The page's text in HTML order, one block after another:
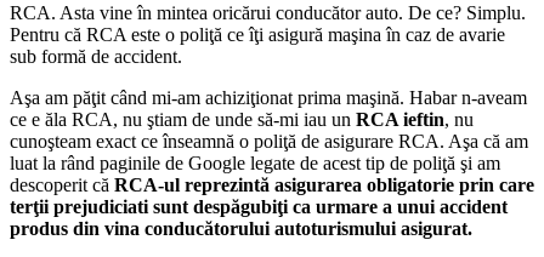
RCA. Asta vine în mintea oricărui conducător auto. De ce? Simplu.
Pentru că RCA este o poliţă ce îţi asigură maşina în caz de avarie
sub formă de accident.
Aşa am păţit când mi-am achiziţionat prima maşină. Habar n-aveam
ce e ăla RCA, nu ştiam de unde să-mi iau un RCA ieftin, nu
cunoşteam exact ce înseamnă o poliţă de asigurare RCA. Aşa că am
luat la rând paginile de Google legate de acest tip de poliţă şi am
descoperit că RCA-ul reprezintă asigurarea obligatorie prin care
terţii prejudiciati sunt despăgubiţi ca urmare a unui accident
produs din vina conducătorului autoturismului asigurat.